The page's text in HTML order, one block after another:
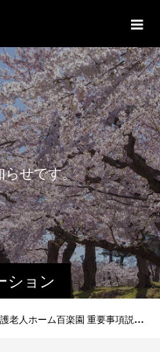
ション
らせです。
老人ホーム百楽園 重要事項説明書